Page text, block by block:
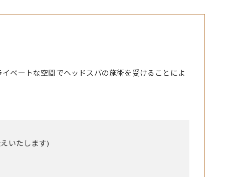
ベートな空間でヘッドスパの施術を受けることによ
いたします)